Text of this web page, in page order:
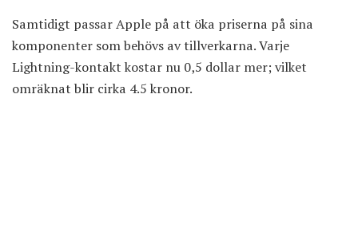
Samtidigt passar Apple på att öka priserna på sina
komponenter som behövs av tillverkarna. Varje
Lightning-kontakt kostar nu 0,5 dollar mer; vilket
omräknat blir cirka 4.5 kronor.